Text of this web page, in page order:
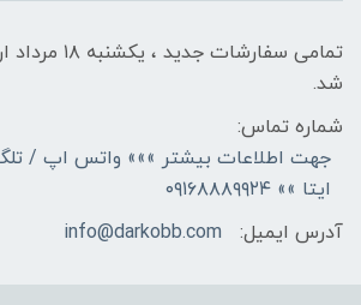
تمامی سفارشات
شد.
شماره تماس:
جهت اطلاعات بیشتر »»» واتس اپ /
ایتا »» ۰۹۱۶۸۸۸۹۹۲۴
آدرس ایمیل:
info@darkobb.com